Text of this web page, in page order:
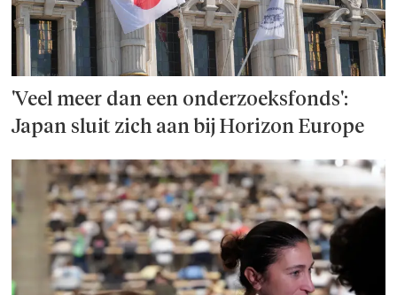
'Veel meer dan een onderzoeks­fonds':
Japan sluit zich aan bij Horizon Europe